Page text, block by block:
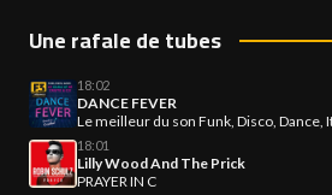
Une rafale de tubes
18:02
DANCE FEVER
18:01
Lilly Wood And The Prick
PRAYER IN C